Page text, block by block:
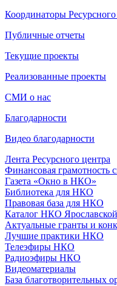
Координаторы Ресурсного
Публичные отчеты
Текущие проекты
Реализованные проекты
СМИ о нас
Благодарности
Видео благодарности
Лента Ресурсного центра
Финансовая грамотность
Газета «Окно в НКО»
Библиотека для НКО
Правовая база для НКО
Каталог НКО
Актуальные гранты и
Лучшие практики НКО
Телеэфиры НКО
Радиоэфиры НКО
Видеоматериалы
База благотворительных